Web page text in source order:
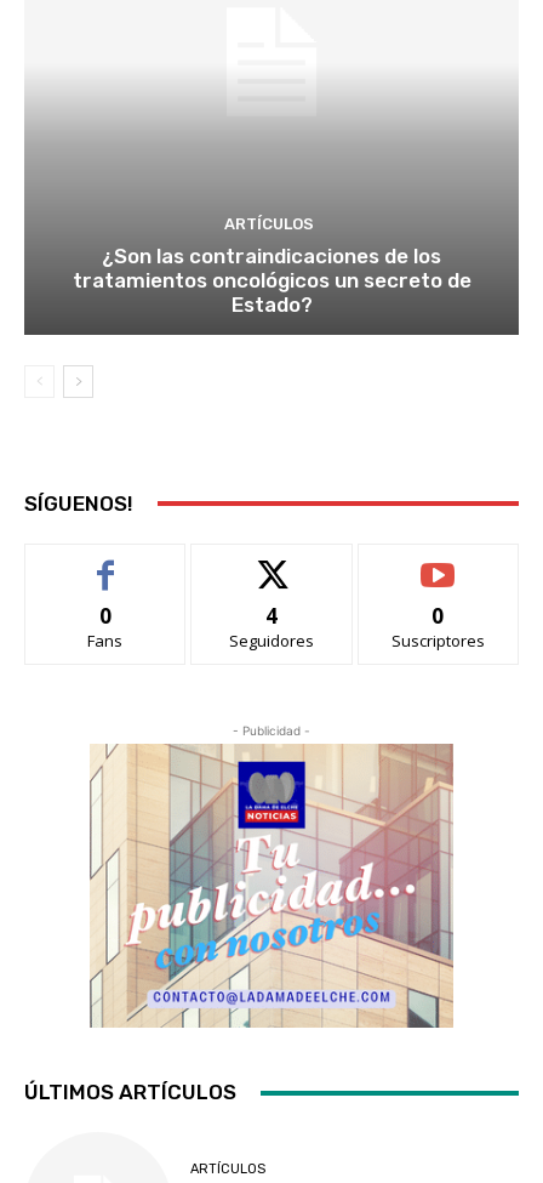
ARTÍCULOS
¿Son las contraindicaciones de los
tratamientos oncológicos un secreto de
Estado?
SÍGUENOS!
0
Fans
4
Seguidores
0
Suscriptores
- Publicidad -
ÚLTIMOS ARTÍCULOS
ARTÍCULOS